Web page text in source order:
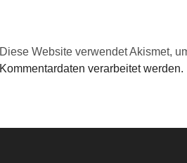
Diese Website verwendet Akismet,
Kommentardaten verarbeitet werden.